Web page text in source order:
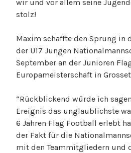
wir und vor allem seine
stolz!
Maxim schaffte den Sprung in
der U17 Jungen
September an der Junioren
Europameisterschaft in
“Rückblickend würde ich
Ereignis das unglaublichste
6 Jahren Flag Football erlebt
der Fakt für die
mit den Teammitgliedern und